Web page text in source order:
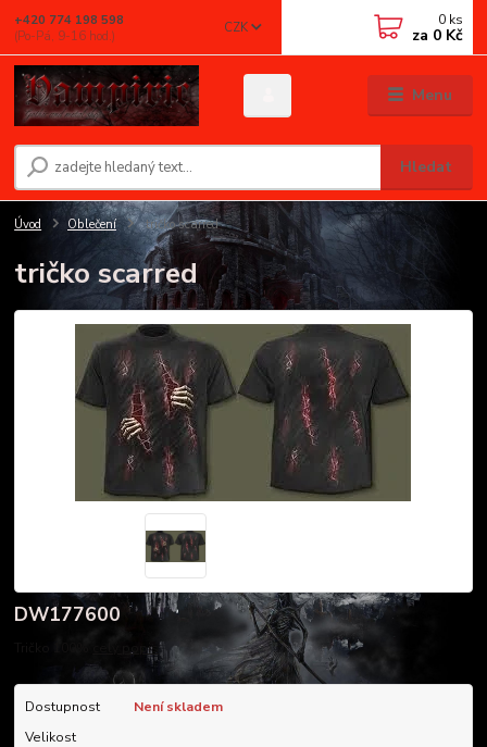
Menu
CZK
Hledat
+420 774 198 598
(Po-Pá, 9-16 hod.)
0 ks
za 0 Kč
Úvod Oblečení tričko scarred
tričko scarred
DW177600
celý popis
Dostupnost
Není skladem
Velikost